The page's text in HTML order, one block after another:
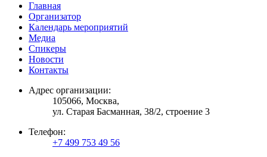
Главная
Организатор
Календарь мероприятий
Медиа
Спикеры
Новости
Контакты
Адрес организации:
105066, Москва,
ул. Старая Басманная, 38/2, строение 3
Телефон:
+7 499 753 49 56